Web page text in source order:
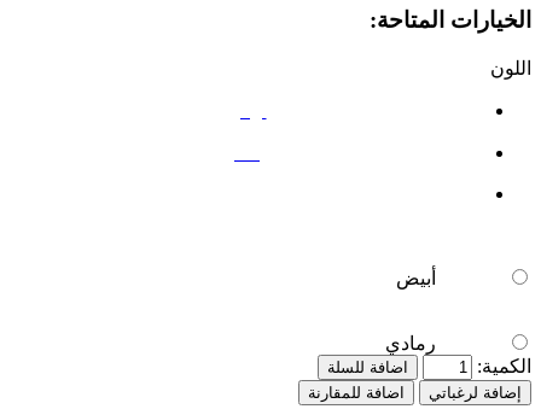
الخيارات المتاحة:
اللون
أبيض
رمادي
الكمية:
اضافة للسلة
إضافة لرغباتي
اضافة للمقارنة